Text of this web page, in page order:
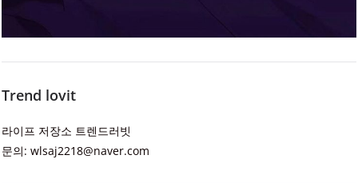
Trend lovit
라이프 저장소 트렌드러빗
문의: wlsaj2218@naver.com